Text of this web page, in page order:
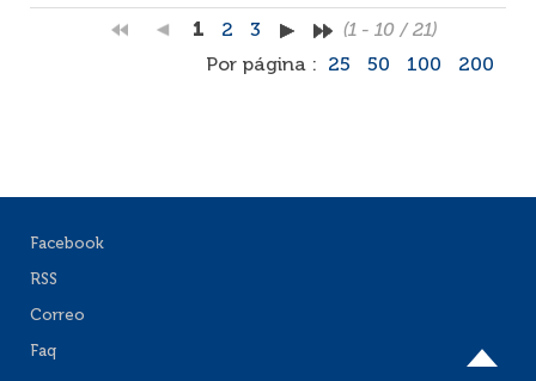
1 2 3
(1 - 10 / 21)
Por página :
25 50 100 200
Facebook
RSS
Correo
Faq